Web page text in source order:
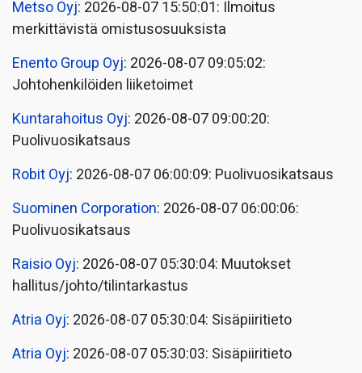
Metso Oyj: 2026-08-07 15:50:01: Ilmoitus
merkittävistä omistusosuuksista
Enento Group Oyj: 2026-08-07 09:05:02:
Johtohenkilöiden liiketoimet
Kuntarahoitus Oyj: 2026-08-07 09:00:20:
Puolivuosikatsaus
Robit Oyj: 2026-08-07 06:00:09: Puolivuosikatsaus
Suominen Corporation: 2026-08-07 06:00:06:
Puolivuosikatsaus
Raisio Oyj: 2026-08-07 05:30:04: Muutokset
hallitus/johto/tilintarkastus
Atria Oyj: 2026-08-07 05:30:04: Sisäpiiritieto
Atria Oyj: 2026-08-07 05:30:03: Sisäpiiritieto